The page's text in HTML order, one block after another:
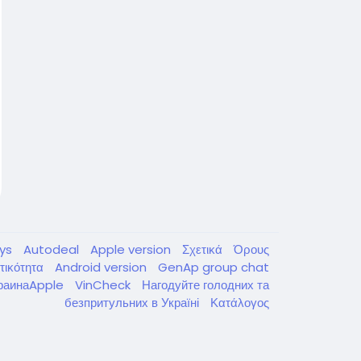
Autodeal Apple version Σχετικά
Όρους
Android version
GenAp group chat
VinCheck
Нагодуйте голодних та
безпритульних в Україні
Κατάλογος